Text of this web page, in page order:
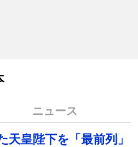
ニュース
皇陛下を「最前列」